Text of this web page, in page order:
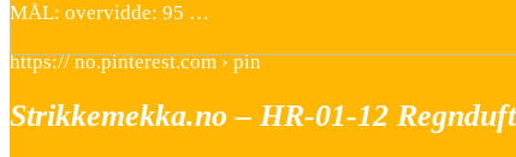
MÅL: overvidde: 95 …
https:// no.pinterest.com › pin
Strikkemekka.no – HR-01-12